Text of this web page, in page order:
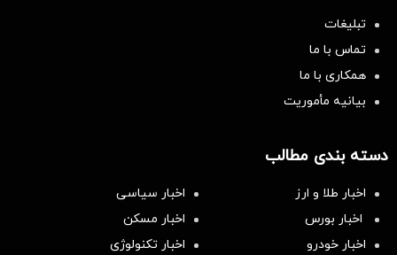
تبلیغات
تماس با ما
همکاری با ما
بیانیه مأموریت
دسته بندی مطالب
اخبار طلا و ارز
اخبار سیاسی
اخبار بورس
اخبار مسکن
اخبار خودرو
اخبار تکنولوژی